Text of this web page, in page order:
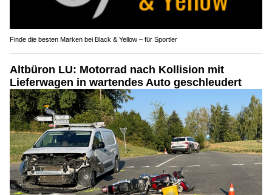
Finde die besten Marken bei Black & Yellow – für Sportler
Altbüron LU: Motorrad nach Kollision mit
Lieferwagen in wartendes Auto geschleudert